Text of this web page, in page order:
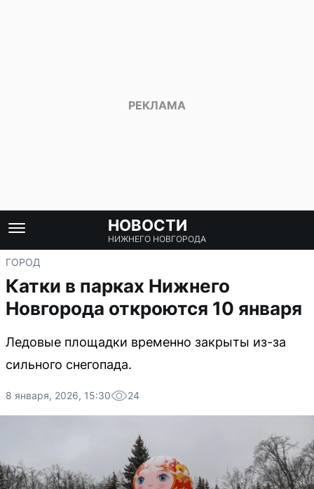
НОВОСТИ
НИЖНЕГО НОВГОРОДА
ГОРОД
Катки в парках Нижнего
Новгорода откроются 10 января
Ледовые площадки временно закрыты из-за
сильного снегопада.
8 января, 2026, 15:30 24